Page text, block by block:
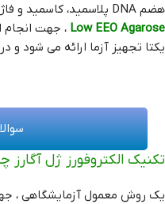
هضم DNA پلاسمید، کاسمید و فاژ λ
Low EEO Agarose ، جهت انجام
یکتا تجهیز آزما ارائه می شود و
تکنیک الکتروفورز ژل
یک روش معمول آزمایشگاهی ،